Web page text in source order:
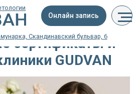
Онлайн запись
бульвар, 6
сертификаты и
GUDVAN